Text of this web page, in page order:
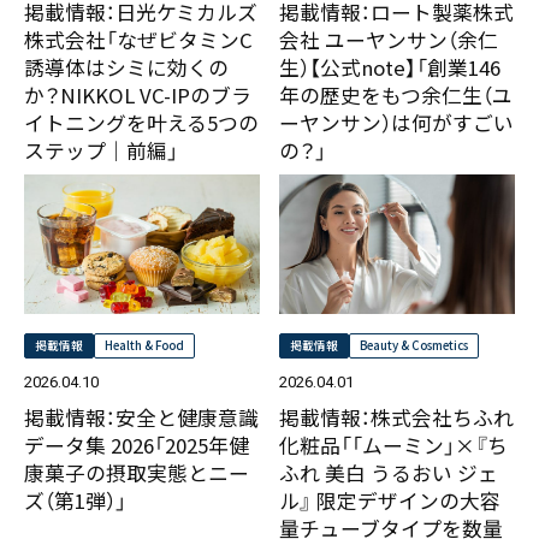
掲載情報：日光ケミカルズ
株式会社「なぜビタミンC
誘導体はシミに効くの
か？NIKKOL VC-IPのブラ
イトニングを叶える5つの
ステップ｜前編」
掲載情報：ロート製薬株式
会社 ユーヤンサン（余仁
生）【公式note】「創業146
年の歴史をもつ余仁生（ユ
ーヤンサン）は何がすごい
の？」
掲載情報 Health & Food
2026.04.10
掲載情報：安全と健康意識
データ集 2026「2025年健
康菓子の摂取実態とニー
ズ（第1弾）」
掲載情報 Beauty & Cosmetics
2026.04.01
掲載情報：株式会社ちふれ
化粧品「「ムーミン」×『ち
ふれ 美白 うるおい ジェ
ル』 限定デザインの大容
量チューブタイプを数量